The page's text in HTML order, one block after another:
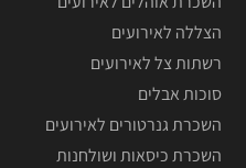
הצללה לאירועים
רשתות צל לאירועים
סוכות אבלים
השכרת גנרטורים לאירועים
השכרת כיסאות ושולחנות